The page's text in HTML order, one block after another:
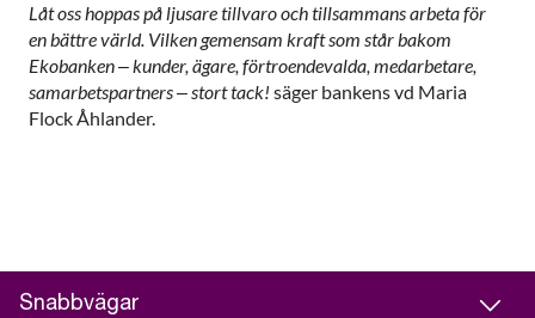
Låt oss hoppas på ljusare tillvaro och tillsammans arbeta för
en bättre värld. Vilken gemensam kraft som står bakom
Ekobanken – kunder, ägare, förtroendevalda, medarbetare,
samarbetspartners – stort tack! säger bankens vd Maria
Flock Åhlander.
Snabbvägar